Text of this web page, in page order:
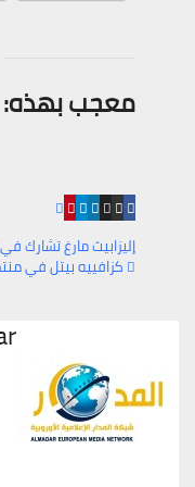
معجب بهذه:
إليزابيث مارغ تشارك
كزافييه بيتل في